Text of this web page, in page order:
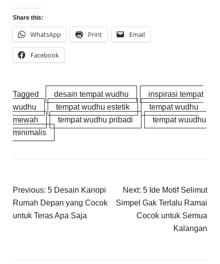
Share this:
WhatsApp Print Email
Facebook
Tagged desain tempat wudhu
inspirasi tempat
wudhu
tempat wudhu estetik
tempat wudhu
mewah
tempat wudhu pribadi
tempat wuudhu
minimalis
Previous: 5 Desain Kanopi
Rumah Depan yang Cocok
untuk Teras Apa Saja
Next: 5 Ide Motif Selimut
Simpel Gak Terlalu Ramai
Cocok untuk Semua
Kalangan